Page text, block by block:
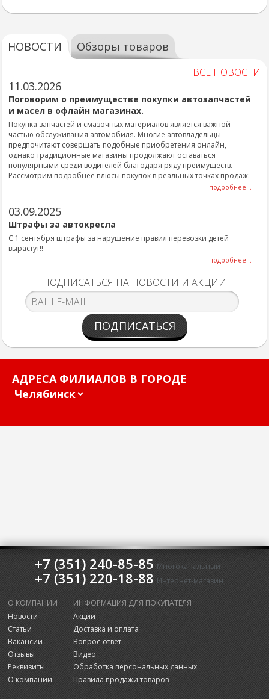
НОВОСТИ Обзоры товаров
ВСЕ НОВОСТИ
11.03.2026
Поговорим о преимуществе покупки автозапчастей
и масел в офлайн магазинах.
Покупка запчастей и смазочных материалов является важной
частью обслуживания автомобиля. Многие автовладельцы
предпочитают совершать подобные приобретения онлайн,
однако традиционные магазины продолжают оставаться
популярными среди водителей благодаря ряду преимуществ.
Рассмотрим подробнее плюсы покупок в реальных точках продаж:
подробнее...
03.09.2025
Штрафы за автокресла
С 1 сентября штрафы за нарушение правил перевозки детей
вырастут!!
подробнее...
ПОДПИСАТЬСЯ НА НОВОСТИ И АКЦИИ
ПОДПИСАТЬСЯ
АДРЕСА ФИЛИАЛОВ В ГОРОДЕ
+7 (351) 240-85-85 Многоканальный
+7 (351) 220-18-88 Интернет-магазин
О КОМПАНИИ
Новости
Статьи
Вакансии
Отзывы
Реквизиты
О компании
ИНФОРМАЦИЯ ДЛЯ ПОКУПАТЕЛЯ
Акции
Доставка и оплата
Вопрос-ответ
Видео
Обработка персональных данных
Правила продажи товаров